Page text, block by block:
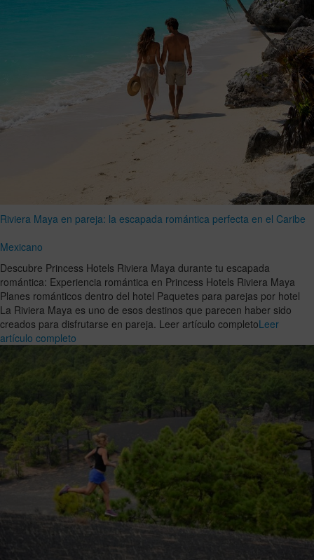
Riviera Maya en pareja: la escapada romántica perfecta en el Caribe
Mexicano
Descubre Princess Hotels Riviera Maya durante tu escapada
romántica: Experiencia romántica en Princess Hotels Riviera Maya
Planes románticos dentro del hotel Paquetes para parejas por hotel
La Riviera Maya es uno de esos destinos que parecen haber sido
creados para disfrutarse en pareja. Leer artículo completoLeer
artículo completo